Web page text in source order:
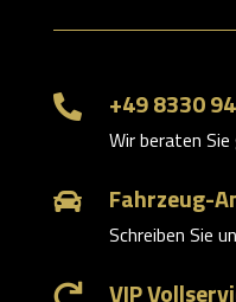
 +49 8330
Wir beraten
 Fahrzeug-
Schreiben Sie
 VIP